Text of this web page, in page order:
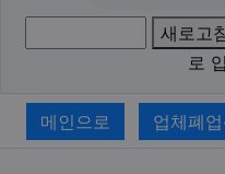
새로고
로
메인으로 업체폐